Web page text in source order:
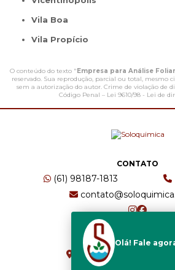
Vila Boa
Vila Propício
O conteúdo do texto " Empresa para Análise
reservado. Sua reprodução, parcial ou total, mesmo
sem a autorização do autor. Crime de violação de
Código Penal – Lei 9610/98 - Lei de
CONTATO
(61) 98187-1813
ENDEREÇO
CRS 511 Sul, Bl B, Sl 49
Brasília - DF - CEP:
Olá! Fale